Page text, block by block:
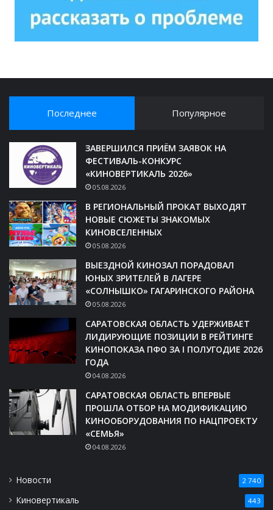
Последнее Популярное
ЗАВЕРШИЛСЯ ПРИЁМ ЗАЯВОК НА
ФЕСТИВАЛЬ-КОНКУРС
«КИНОВЕРТИКАЛЬ 2026»
05.08.2026
В РЕГИОНАЛЬНЫЙ ПРОКАТ ВЫХОДЯТ
НОВЫЕ СЮЖЕТЫ ЗНАКОМЫХ
КИНОВСЕЛЕННЫХ
05.08.2026
ВЫЕЗДНОЙ КИНОЗАЛ ПОРАДОВАЛ
ЮНЫХ ЗРИТЕЛЕЙ В ЛАГЕРЕ
«СОЛНЫШКО» ГАГАРИНСКОГО РАЙОНА
05.08.2026
САРАТОВСКАЯ ОБЛАСТЬ УДЕРЖИВАЕТ
ЛИДИРУЮЩИЕ ПОЗИЦИИ В РЕЙТИНГЕ
КИНОПОКАЗА ПФО ЗА I ПОЛУГОДИЕ 2026
ГОДА
04.08.2026
САРАТОВСКАЯ ОБЛАСТЬ ВПЕРВЫЕ
ПРОШЛА ОТБОР НА МОДИФИКАЦИЮ
КИНООБОРУДОВАНИЯ ПО НАЦПРОЕКТУ
«СЕМЬЯ»
04.08.2026
Новости 2 740
Киновертикаль 443